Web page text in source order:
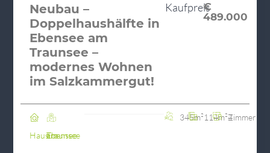
Neubau –
Doppelhaushälfte in
Ebensee am
Traunsee –
modernes Wohnen
im Salzkammergut!
Kaufpreis
€
489.000
HausEbensee am Traunsee
345m²114m²4 Zimmer